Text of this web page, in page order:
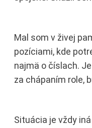
Mal som v živej
pozíciami, kde
najmä o číslach.
za chápaním role,
Situácia je vždy